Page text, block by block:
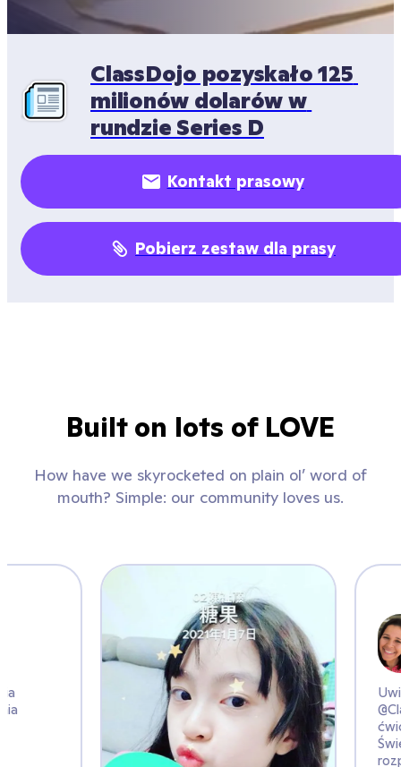
ClassDojo pozyskało 125
milionów dolarów w
rundzie Series D
Kontakt prasowy
Pobierz zestaw dla prasy
Built on lots of LOVE
How have we skyrocketed on plain ol’ word of
mouth? Simple: our community loves us.
ćwiczenia
dnia